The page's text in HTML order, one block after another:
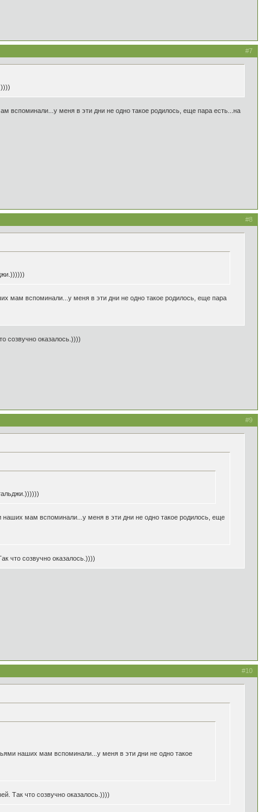
#7
вспоминали...у меня в эти дни не одно такое родилось, еще пара есть...на
#8
мам вспоминали...у меня в эти дни не одно такое родилось, еще пара
созвучно оказалось.))))
#9
наших мам вспоминали...у меня в эти дни не одно такое родилось, еще
что созвучно оказалось.))))
#10
наших мам вспоминали...у меня в эти дни не одно такое
Так что созвучно оказалось.))))